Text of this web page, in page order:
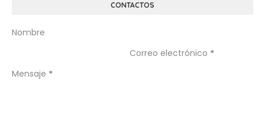
CONTACTOS
Nombre
Correo electrónico *
Mensaje *